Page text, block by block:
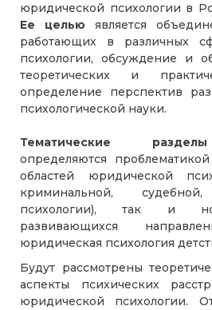
юридической психологии в
Ее целью является
работающих в различных
психологии, обсуждение и
теоретических и
определение перспектив
психологической науки.
Тематические
определяются
областей юридической
криминальной,
психологии), так и
развивающихся
юридическая психология
Будут рассмотрены
аспекты психических
юридической психологии.